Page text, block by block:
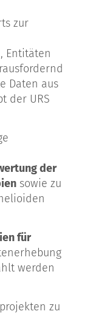
zur
Entitäten
Daten aus
der URS
der
sowie zu
für
werden
zu